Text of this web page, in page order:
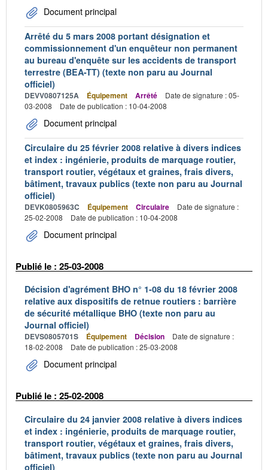
Document principal
Arrêté du 5 mars 2008 portant désignation et
commissionnement d'un enquêteur non permanent
au bureau d'enquête sur les accidents de transport
terrestre (BEA-TT) (texte non paru au Journal
officiel)
DEVV0807125A Équipement Arrêté
Date de signature : 05-
03-2008
Date de publication : 10-04-2008
Document principal
Circulaire du 25 février 2008 relative à divers indices
et index : ingénierie, produits de marquage routier,
transport routier, végétaux et graines, frais divers,
bâtiment, travaux publics (texte non paru au Journal
officiel)
DEVK0805963C Équipement Circulaire
Date de signature :
25-02-2008
Date de publication : 10-04-2008
Document principal
Publié le : 25-03-2008
Décision d'agrément BHO n° 1-08 du 18 février 2008
relative aux dispositifs de retnue routiers : barrière
de sécurité métallique BHO (texte non paru au
Journal officiel)
DEVS0805701S Équipement Décision
Date de signature :
18-02-2008
Date de publication : 25-03-2008
Document principal
Publié le : 25-02-2008
Circulaire du 24 janvier 2008 relative à divers indices
et index : ingénierie, produits de marquage routier,
transport routier, végétaux et graines, frais divers,
bâtiment, travaux publics (texte non paru au Journal
officiel)